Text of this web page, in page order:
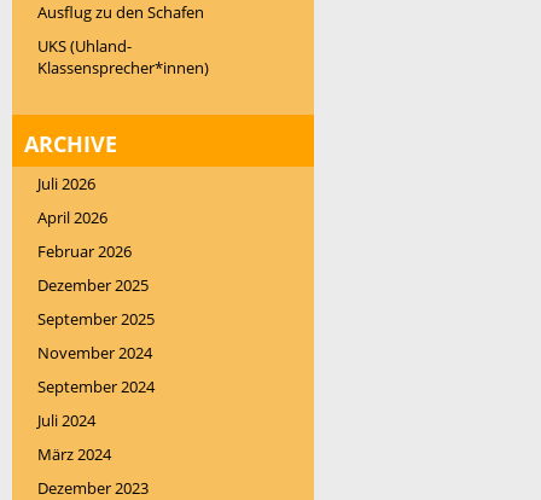
Ausflug zu den Schafen
UKS (Uhland-
Klassensprecher*innen)
ARCHIVE
Juli 2026
April 2026
Februar 2026
Dezember 2025
September 2025
November 2024
September 2024
Juli 2024
März 2024
Dezember 2023